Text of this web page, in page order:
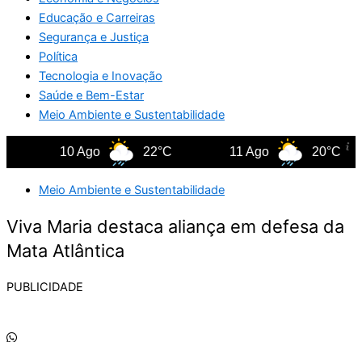
Educação e Carreiras
Segurança e Justiça
Política
Tecnologia e Inovação
Saúde e Bem-Estar
Meio Ambiente e Sustentabilidade
10 Ago 22°C 11 Ago 20°C
Meio Ambiente e Sustentabilidade
Viva Maria destaca aliança em defesa da
Mata Atlântica
PUBLICIDADE